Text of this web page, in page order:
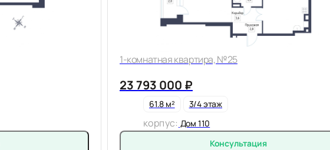
1-комнатная квартира, №25
23 793 000 ₽
61.8 м² 3/4 этаж
корпус: Дом 110
Консультация